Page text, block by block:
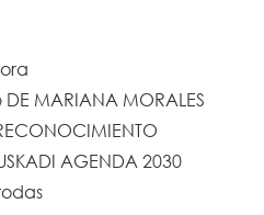
DE MARIANA MORALES
AGENDA 2030